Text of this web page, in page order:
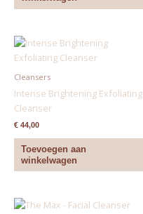
Cleansers
Intense Brightening Exfoliating
Cleanser
€44,00
Toevoegen aan
winkelwagen